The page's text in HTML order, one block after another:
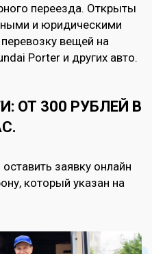
переезда. Открыты
и юридическими
вещей на
Porter и других авто.
ОТ 300 РУБЛЕЙ В
заявку онлайн
который указан на